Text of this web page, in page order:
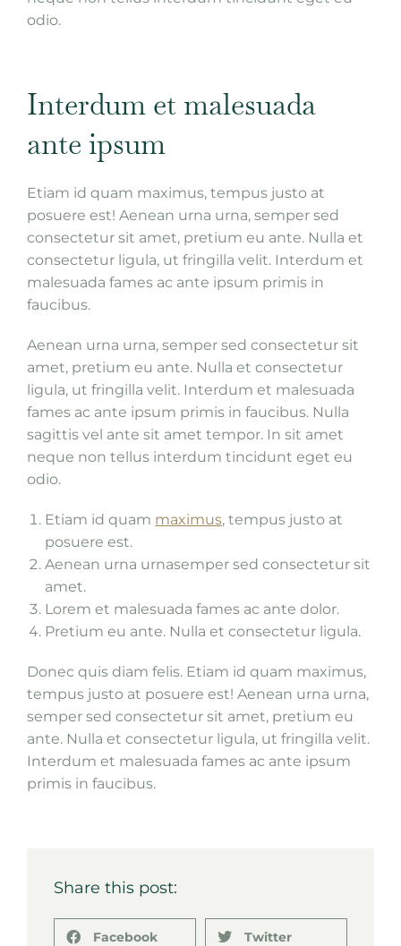
odio.
Interdum et malesuada
ante ipsum
Etiam id quam maximus, tempus justo at
posuere est! Aenean urna urna, semper sed
consectetur sit amet, pretium eu ante. Nulla et
consectetur ligula, ut fringilla velit. Interdum et
malesuada fames ac ante ipsum primis in
faucibus.
Aenean urna urna, semper sed consectetur sit
amet, pretium eu ante. Nulla et consectetur
ligula, ut fringilla velit. Interdum et malesuada
fames ac ante ipsum primis in faucibus. Nulla
sagittis vel ante sit amet tempor. In sit amet
neque non tellus interdum tincidunt eget eu
odio.
Etiam id quam maximus, tempus justo at
posuere est.
Aenean urna urnasemper sed consectetur sit
amet.
Lorem et malesuada fames ac ante dolor.
Pretium eu ante. Nulla et consectetur ligula.
Donec quis diam felis. Etiam id quam maximus,
tempus justo at posuere est! Aenean urna urna,
semper sed consectetur sit amet, pretium eu
ante. Nulla et consectetur ligula, ut fringilla velit.
Interdum et malesuada fames ac ante ipsum
primis in faucibus.
Share this post:
Facebook Twitter